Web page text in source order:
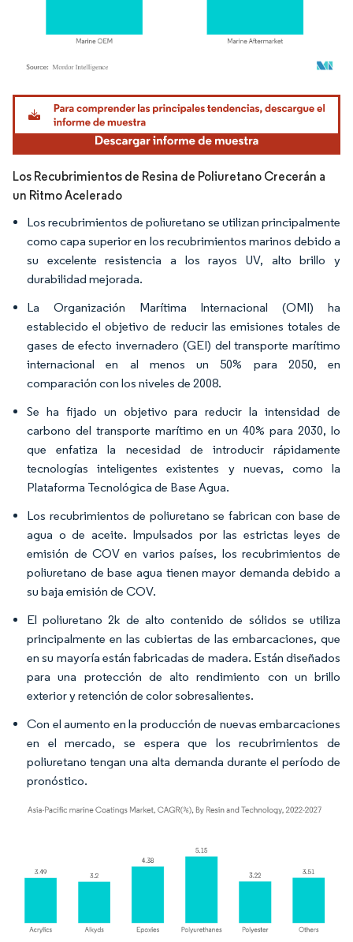
Imagen © Mordor Intelligence. El uso requiere atribución según CC BY 4.0.
Los Recubrimientos de Resina de Poliuretano Crecerán a
un Ritmo Acelerado
Los recubrimientos de poliuretano se utilizan principalmente
como capa superior en los recubrimientos marinos debido a
su excelente resistencia a los rayos UV, alto brillo y
durabilidad mejorada.
La Organización Marítima Internacional (OMI) ha
establecido el objetivo de reducir las emisiones totales de
gases de efecto invernadero (GEI) del transporte marítimo
internacional en al menos un 50% para 2050, en
comparación con los niveles de 2008.
Se ha fijado un objetivo para reducir la intensidad de
carbono del transporte marítimo en un 40% para 2030, lo
que enfatiza la necesidad de introducir rápidamente
tecnologías inteligentes existentes y nuevas, como la
Plataforma Tecnológica de Base Agua.
Los recubrimientos de poliuretano se fabrican con base de
agua o de aceite. Impulsados por las estrictas leyes de
emisión de COV en varios países, los recubrimientos de
poliuretano de base agua tienen mayor demanda debido a
su baja emisión de COV.
El poliuretano 2k de alto contenido de sólidos se utiliza
principalmente en las cubiertas de las embarcaciones, que
en su mayoría están fabricadas de madera. Están diseñados
para una protección de alto rendimiento con un brillo
exterior y retención de color sobresalientes.
Con el aumento en la producción de nuevas embarcaciones
en el mercado, se espera que los recubrimientos de
poliuretano tengan una alta demanda durante el período de
pronóstico.